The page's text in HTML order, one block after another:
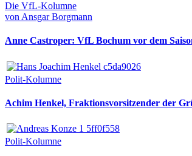
Die VfL-Kolumne
von Ansgar Borgmann
Anne Castroper: VfL Bochum vor dem
Polit-Kolumne
Achim Henkel, Fraktionsvorsitzender der
Polit-Kolumne